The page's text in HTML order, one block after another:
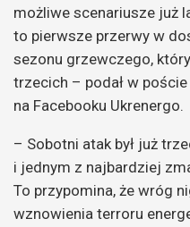
możliwe scenariusze już
to pierwsze przerwy w
sezonu grzewczego,
trzecich – podał w
na Facebooku Ukrenergo.
– Sobotni atak był już
i jednym z najbardziej
To przypomina, że wróg
wznowienia terroru